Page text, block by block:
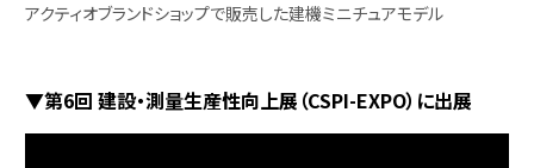
アクティオブランドショップで販売した建機ミニチュアモデル
▼第6回 建設・測量生産性向上展（CSPI-EXPO）に出展